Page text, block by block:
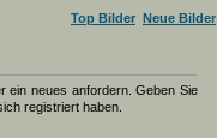
Top Bilder Neue Bilder
ein neues anfordern. Geben Sie
registriert haben.